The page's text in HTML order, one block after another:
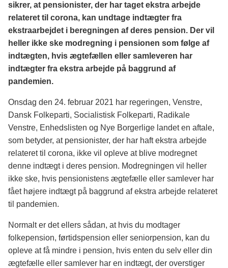
sikrer, at pensionister, der har taget ekstra arbejde
relateret til corona, kan undtage indtægter fra
ekstraarbejdet i beregningen af deres pension. Der vil
heller ikke ske modregning i pensionen som følge af
indtægten, hvis ægtefællen eller samleveren har
indtægter fra ekstra arbejde på baggrund af
pandemien.
Onsdag den 24. februar 2021 har regeringen, Venstre,
Dansk Folkeparti, Socialistisk Folkeparti, Radikale
Venstre, Enhedslisten og Nye Borgerlige landet en aftale,
som betyder, at pensionister, der har haft ekstra arbejde
relateret til corona, ikke vil opleve at blive modregnet
denne indtægt i deres pension. Modregningen vil heller
ikke ske, hvis pensionistens ægtefælle eller samlever har
fået højere indtægt på baggrund af ekstra arbejde relateret
til pandemien.
Normalt er det ellers sådan, at hvis du modtager
folkepension, førtidspension eller seniorpension, kan du
opleve at få mindre i pension, hvis enten du selv eller din
ægtefælle eller samlever har en indtægt, der overstiger